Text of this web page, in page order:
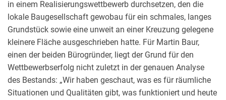
in einem Realisierungswettbewerb durchsetzen, den die
lokale Baugesellschaft gewobau für ein schmales, langes
Grundstück sowie eine unweit an einer Kreuzung gelegene
kleinere Fläche ausgeschrieben hatte. Für Martin Baur,
einen der beiden Bürogründer, liegt der Grund für den
Wettbewerbserfolg nicht zuletzt in der genauen Analyse
des Bestands: „Wir haben geschaut, was es für räumliche
Situationen und Qualitäten gibt, was funktioniert und heute